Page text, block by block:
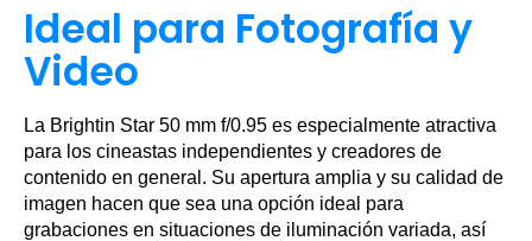
Ideal para Fotografía y
Video
La Brightin Star 50 mm f/0.95 es especialmente atractiva
para los cineastas independientes y creadores de
contenido en general. Su apertura amplia y su calidad de
imagen hacen que sea una opción ideal para
grabaciones en situaciones de iluminación variada, así